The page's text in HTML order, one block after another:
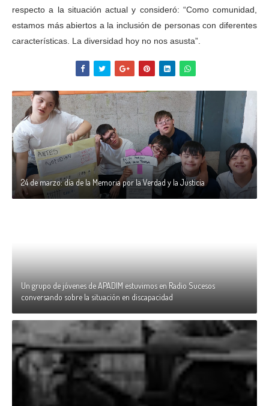
respecto a la situación actual y consideró: “Como comunidad,
estamos más abiertos a la inclusión de personas con diferentes
características. La diversidad hoy no nos asusta”.
24 de marzo: día de la Memoria por la Verdad y la Justicia
Un grupo de jóvenes de APADIM estuvimos en Radio Sucesos
conversando sobre la situación en discapacidad